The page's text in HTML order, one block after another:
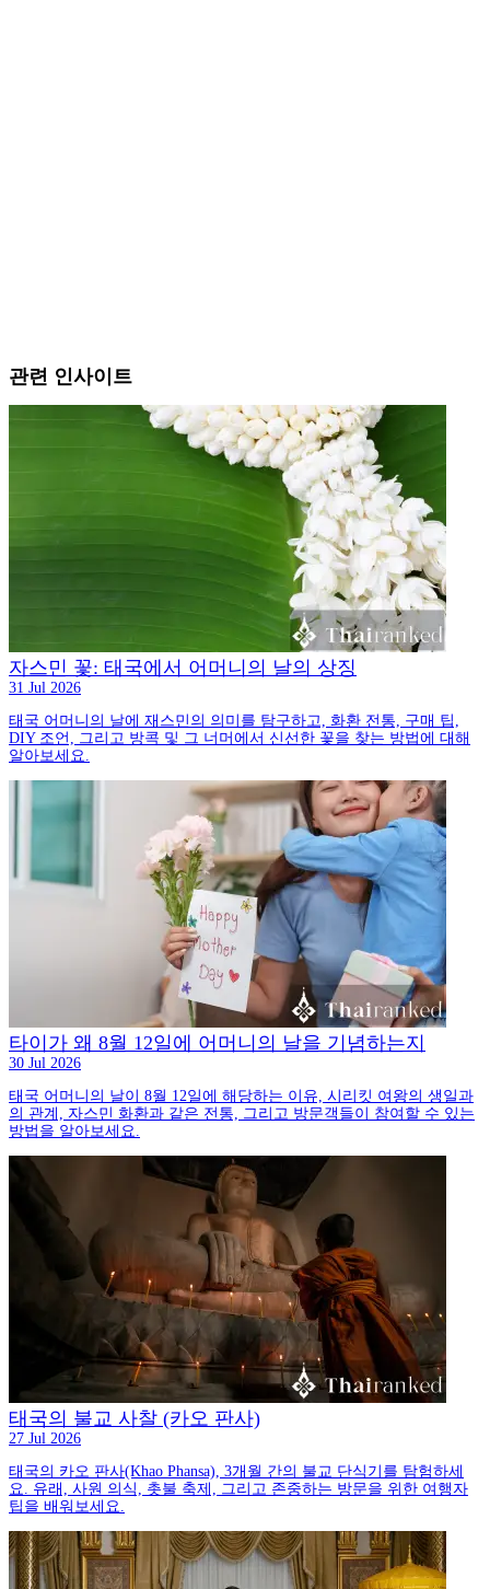
관련 인사이트
자스민 꽃: 태국에서 어머니의 날의 상징
31 Jul 2026
태국 어머니의 날에 재스민의 의미를 탐구하고, 화환 전통, 구매 팁,
DIY 조언, 그리고 방콕 및 그 너머에서 신선한 꽃을 찾는 방법에 대해
알아보세요.
타이가 왜 8월 12일에 어머니의 날을 기념하는지
30 Jul 2026
태국 어머니의 날이 8월 12일에 해당하는 이유, 시리킷 여왕의 생일과
의 관계, 자스민 화환과 같은 전통, 그리고 방문객들이 참여할 수 있는
방법을 알아보세요.
태국의 불교 사찰 (카오 판사)
27 Jul 2026
태국의 카오 판사(Khao Phansa), 3개월 간의 불교 단식기를 탐험하세
요. 유래, 사원 의식, 촛불 축제, 그리고 존중하는 방문을 위한 여행자
팁을 배워보세요.